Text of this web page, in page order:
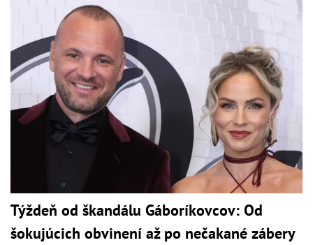
Týždeň od škandálu Gáboríkovcov: Od
šokujúcich obvinení až po nečakané zábery